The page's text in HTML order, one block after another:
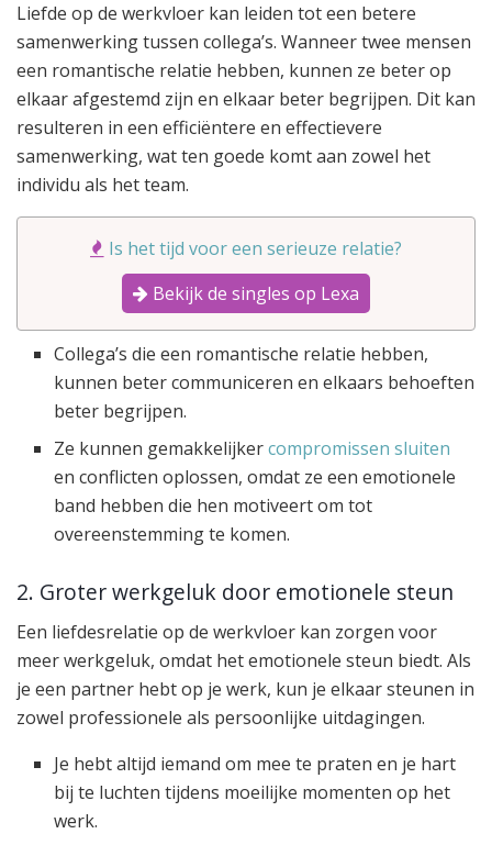
Liefde op de werkvloer kan leiden tot een betere
samenwerking tussen collega’s. Wanneer twee mensen
een romantische relatie hebben, kunnen ze beter op
elkaar afgestemd zijn en elkaar beter begrijpen. Dit kan
resulteren in een efficiëntere en effectievere
samenwerking, wat ten goede komt aan zowel het
individu als het team.
Is het tijd voor een serieuze relatie?
Bekijk de singles op Lexa
Collega’s die een romantische relatie hebben,
kunnen beter communiceren en elkaars behoeften
beter begrijpen.
Ze kunnen gemakkelijkercompromissen sluiten
en conflicten oplossen, omdat ze een emotionele
band hebben die hen motiveert om tot
overeenstemming te komen.
2. Groter werkgeluk door emotionele steun
Een liefdesrelatie op de werkvloer kan zorgen voor
meer werkgeluk, omdat het emotionele steun biedt. Als
je een partner hebt op je werk, kun je elkaar steunen in
zowel professionele als persoonlijke uitdagingen.
Je hebt altijd iemand om mee te praten en je hart
bij te luchten tijdens moeilijke momenten op het
werk.